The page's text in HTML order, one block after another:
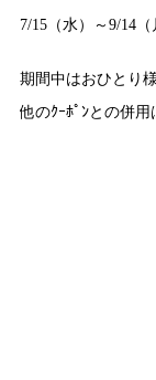
7/15（水）～9/14（
期間中はおひとり
他のｸｰﾎﾟﾝとの併用